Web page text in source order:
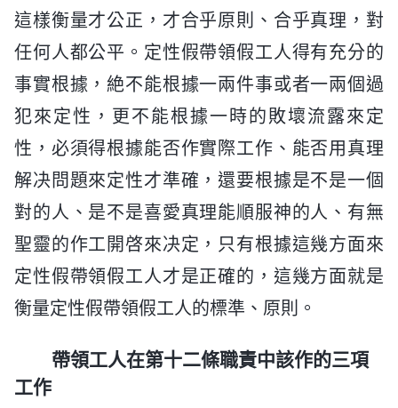
這樣衡量才公正，才合乎原則、合乎真理，對
任何人都公平。定性假帶領假工人得有充分的
事實根據，絶不能根據一兩件事或者一兩個過
犯來定性，更不能根據一時的敗壞流露來定
性，必須得根據能否作實際工作、能否用真理
解决問題來定性才準確，還要根據是不是一個
對的人、是不是喜愛真理能順服神的人、有無
聖靈的作工開啓來决定，只有根據這幾方面來
定性假帶領假工人才是正確的，這幾方面就是
衡量定性假帶領假工人的標準、原則。
帶領工人在第十二條職責中該作的三項
工作